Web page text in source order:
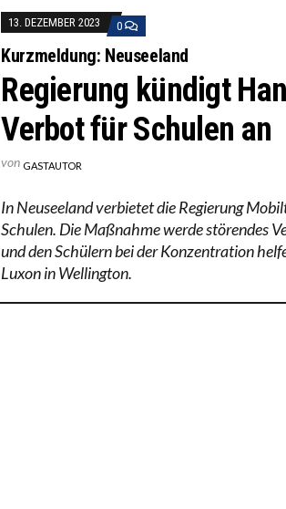
13. DEZEMBER 2023 0
Kurzmeldung: Neuseeland
Regierung kündigt
Verbot für Schulen an
von GASTAUTOR
In Neuseeland verbietet die Regierung
Schulen. Die Maßnahme werde störendes
und den Schülern bei der Konzentration
Luxon in Wellington.